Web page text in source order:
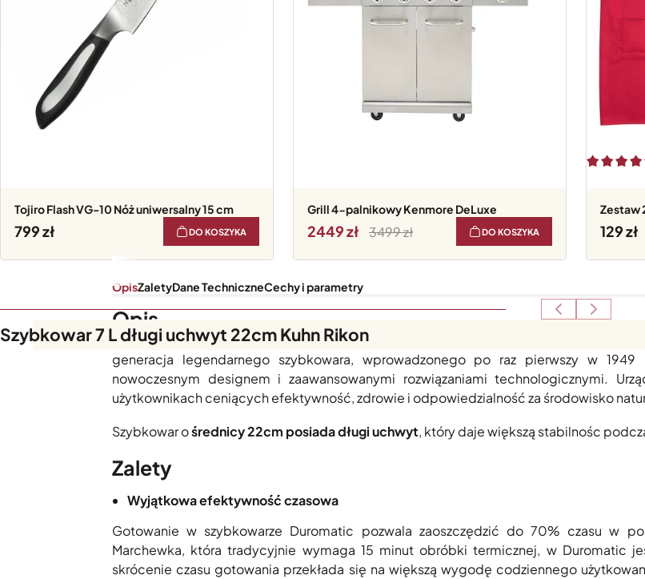
Tojiro Flash VG-10 Nóż uniwersalny 15 cm
799 DO KOSZYKA
Grill 4-palnikowy Kenmore DeLuxe
2449 3499 DO KOSZYKA
Zestaw
129
Szybkowar 7 L długi uchwyt 22cm Kuhn Rikon
OpisZaletyDane TechniczneCechy i parametry
Opis
Szybkowar Duromatic Inox 7Lto efekt ponad 75 lat doświadczenia w produkcji
generacja legendarnego szybkowara, wprowadzonego po raz pierwszy w 1949
nowoczesnym designem i zaawansowanymi rozwiązaniami technologicznymi.
użytkownikach ceniących efektywność, zdrowie i odpowiedzialność za środowisko
Szybkowar ośrednicy 22cm posiada długi uchwyt, który daje większą stabilnośc
Zalety
Wyjątkowa efektywność czasowa
Gotowanie w szybkowarze Duromatic pozwala zaoszczędzić do 70% czasu w
Marchewka, która tradycyjnie wymaga 15 minut obróbki termicznej, w Duromatic
skrócenie czasu gotowania przekłada się na większą wygodę codziennego